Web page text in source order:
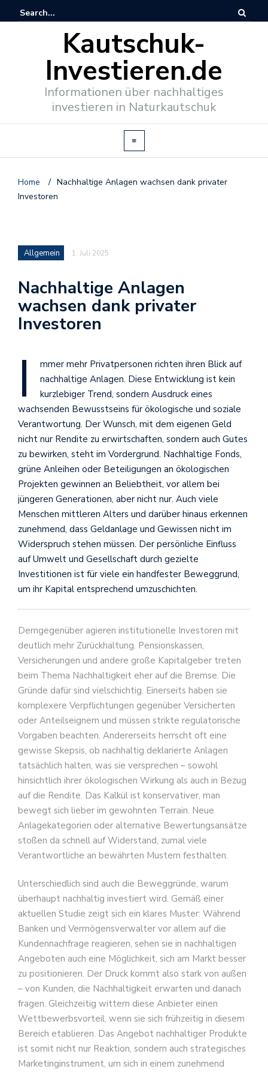
Kautschuk-
Investieren.de
Informationen über nachhaltiges
investieren in Naturkautschuk
Home / Nachhaltige Anlagen wachsen dank privater
Investoren
Allgemein 1. Juli 2025
Nachhaltige Anlagen
wachsen dank privater
Investoren
I
mmer mehr Privatpersonen richten ihren Blick auf
nachhaltige Anlagen. Diese Entwicklung ist kein
kurzlebiger Trend, sondern Ausdruck eines
wachsenden Bewusstseins für ökologische und soziale
Verantwortung. Der Wunsch, mit dem eigenen Geld
nicht nur Rendite zu erwirtschaften, sondern auch Gutes
zu bewirken, steht im Vordergrund. Nachhaltige Fonds,
grüne Anleihen oder Beteiligungen an ökologischen
Projekten gewinnen an Beliebtheit, vor allem bei
jüngeren Generationen, aber nicht nur. Auch viele
Menschen mittleren Alters und darüber hinaus erkennen
zunehmend, dass Geldanlage und Gewissen nicht im
Widerspruch stehen müssen. Der persönliche Einfluss
auf Umwelt und Gesellschaft durch gezielte
Investitionen ist für viele ein handfester Beweggrund,
um ihr Kapital entsprechend umzuschichten.
Demgegenüber agieren institutionelle Investoren mit
deutlich mehr Zurückhaltung. Pensionskassen,
Versicherungen und andere große Kapitalgeber treten
beim Thema Nachhaltigkeit eher auf die Bremse. Die
Gründe dafür sind vielschichtig. Einerseits haben sie
komplexere Verpflichtungen gegenüber Versicherten
oder Anteilseignern und müssen strikte regulatorische
Vorgaben beachten. Andererseits herrscht oft eine
gewisse Skepsis, ob nachhaltig deklarierte Anlagen
tatsächlich halten, was sie versprechen – sowohl
hinsichtlich ihrer ökologischen Wirkung als auch in Bezug
auf die Rendite. Das Kalkül ist konservativer, man
bewegt sich lieber im gewohnten Terrain. Neue
Anlagekategorien oder alternative Bewertungsansätze
stoßen da schnell auf Widerstand, zumal viele
Verantwortliche an bewährten Mustern festhalten.
Unterschiedlich sind auch die Beweggründe, warum
überhaupt nachhaltig investiert wird. Gemäß einer
aktuellen Studie zeigt sich ein klares Muster: Während
Banken und Vermögensverwalter vor allem auf die
Kundennachfrage reagieren, sehen sie in nachhaltigen
Angeboten auch eine Möglichkeit, sich am Markt besser
zu positionieren. Der Druck kommt also stark von außen
– von Kunden, die Nachhaltigkeit erwarten und danach
fragen. Gleichzeitig wittern diese Anbieter einen
Wettbewerbsvorteil, wenn sie sich frühzeitig in diesem
Bereich etablieren. Das Angebot nachhaltiger Produkte
ist somit nicht nur Reaktion, sondern auch strategisches
Marketinginstrument, um sich in einem zunehmend